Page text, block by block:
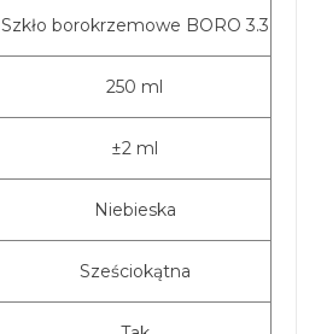
Szkło borokrzemowe BORO 3.3
250 ml
±2 ml
Niebieska
Sześciokątna